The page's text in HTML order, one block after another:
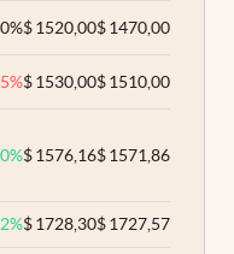
%$1520,00$1470,00
%$1530,00$1510,00
%$1576,16$1571,86
%$1728,30$1727,57